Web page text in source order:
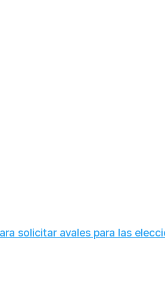
solicitar avales para las